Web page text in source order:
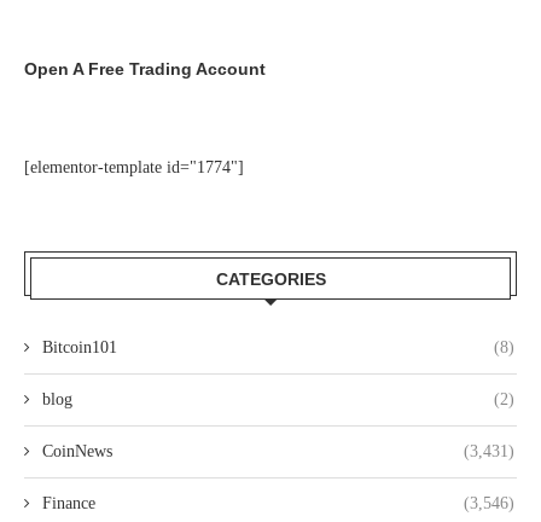
Open A Free Trading Account
[elementor-template id="1774"]
CATEGORIES
Bitcoin101 (8)
blog (2)
CoinNews (3,431)
Finance (3,546)